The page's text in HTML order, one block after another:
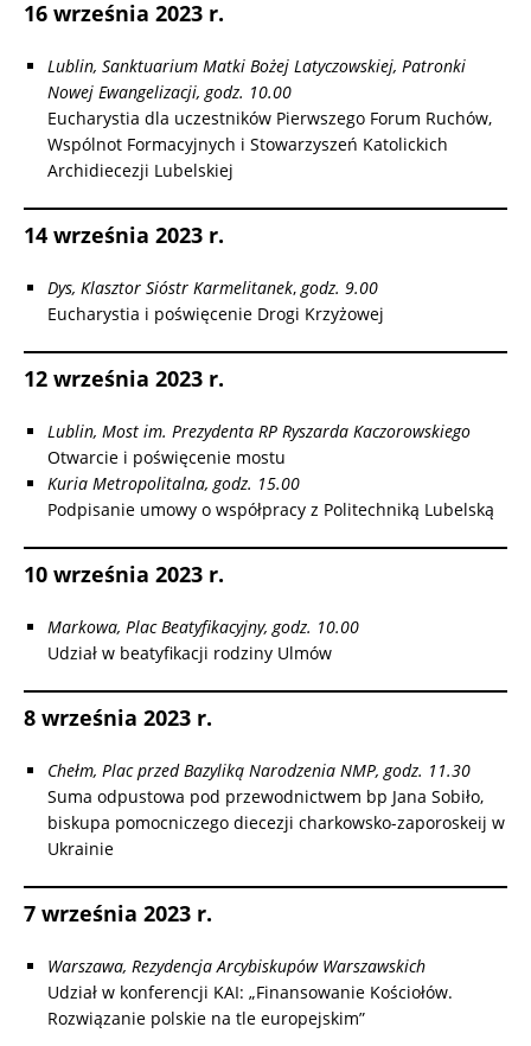
16 września 2023 r.
Lublin, Sanktuarium Matki Bożej Latyczowskiej, Patronki
Nowej Ewangelizacji, godz. 10.00
Eucharystia dla uczestników Pierwszego Forum Ruchów,
Wspólnot Formacyjnych i Stowarzyszeń Katolickich
Archidiecezji Lubelskiej
14 września 2023 r.
Dys, Klasztor Sióstr Karmelitanek,godz. 9.00
Eucharystia i poświęcenie Drogi Krzyżowej
12 września 2023 r.
Lublin, Most im. Prezydenta RP Ryszarda Kaczorowskiego
Otwarcie i poświęcenie mostu
Kuria Metropolitalna, godz. 15.00
Podpisanie umowy o współpracy z Politechniką Lubelską
10 września 2023 r.
Markowa, Plac Beatyfikacyjny, godz. 10.00
Udział w beatyfikacji rodziny Ulmów
8 września 2023 r.
Chełm, Plac przed Bazyliką Narodzenia NMP, godz. 11.30
Suma odpustowa pod przewodnictwem bp Jana Sobiło,
biskupa pomocniczego diecezji charkowsko-zaporoskeij w
Ukrainie
7 września 2023 r.
Warszawa, Rezydencja Arcybiskupów Warszawskich
Udział w konferencji KAI: „Finansowanie Kościołów.
Rozwiązanie polskie na tle europejskim”